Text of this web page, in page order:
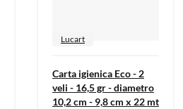
Lucart
Carta igienica Eco - 2
veli - 16,5 gr - diametro
10,2 cm - 9,8 cm x 22 mt